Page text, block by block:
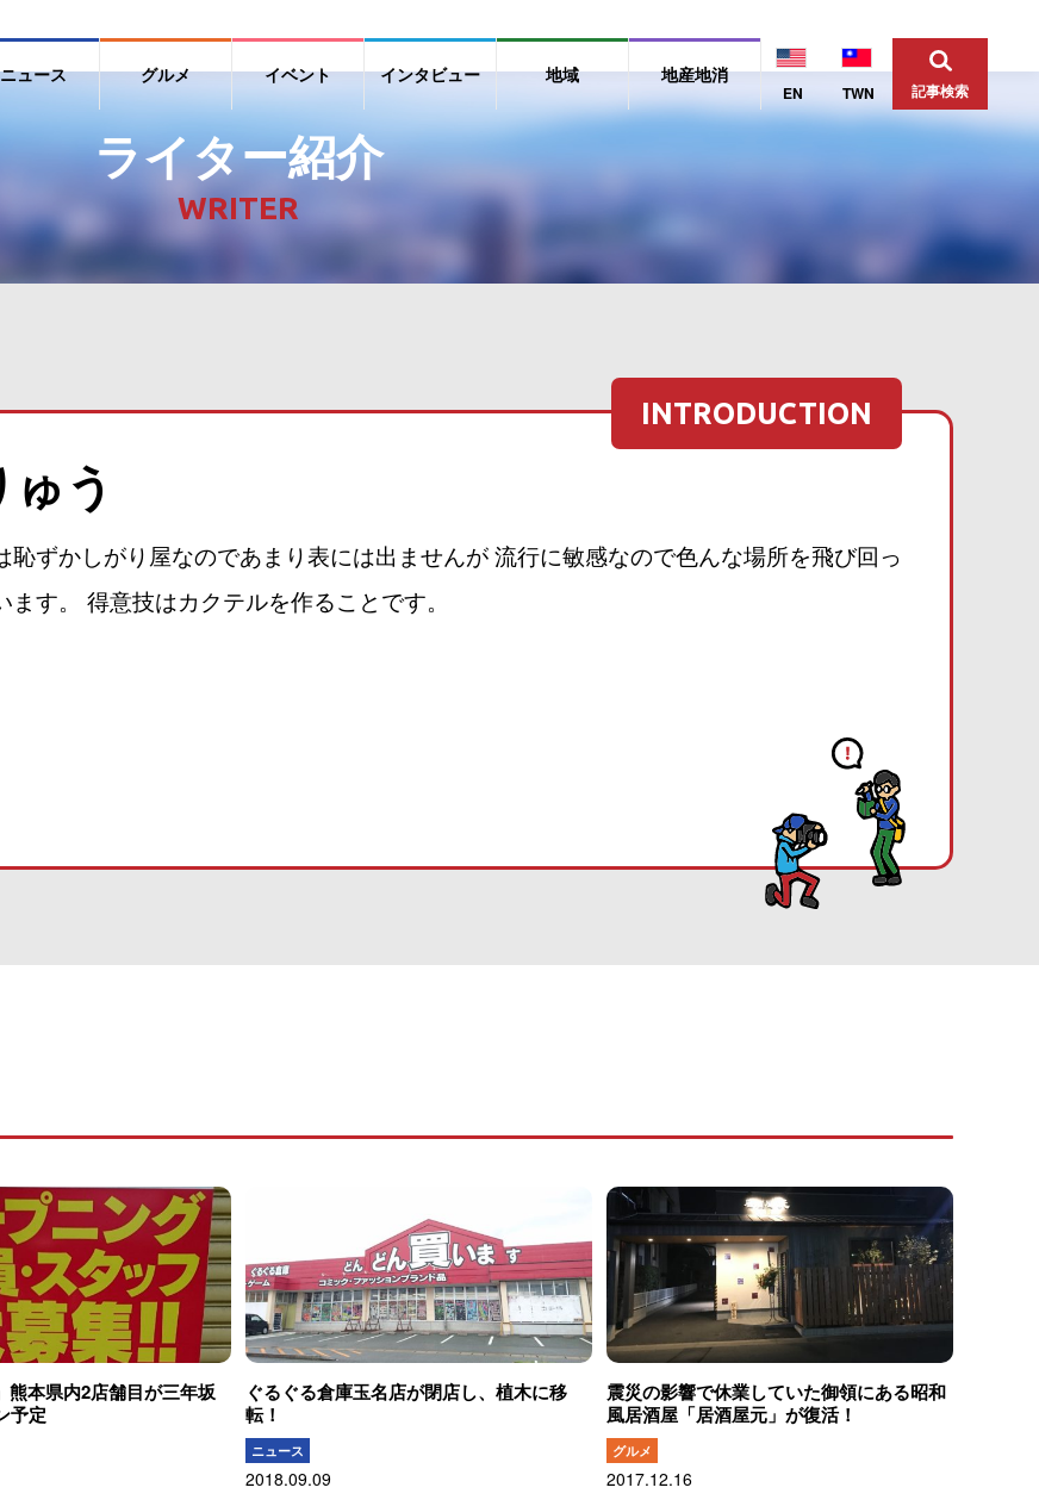
ニュース グルメ イベント インタビュー 地域 地産地消
EN TWN 記事検索
ライター紹介
WRITER
INTRODUCTION
ゅう
恥ずかしがり屋なのであまり表には出ませんが 流行に敏感なので色んな場所を飛び回っ
ます。 得意技はカクテルを作ることです。
熊本県内2店舗目が三年坂
予定
ぐるぐる倉庫玉名店が閉店し、植木に移
転！
ニュース
2018.09.09
震災の影響で休業していた御領にある昭和
風居酒屋「居酒屋元」が復活！
グルメ
2017.12.16